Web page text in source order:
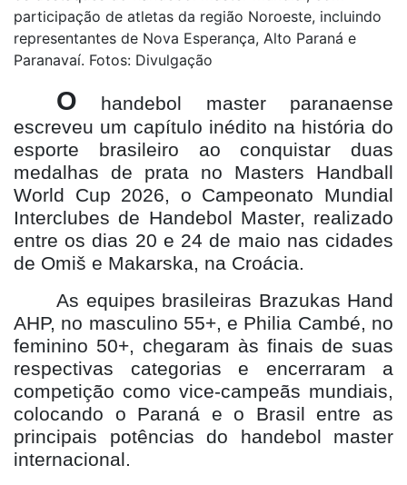
participação de atletas da região Noroeste, incluindo
representantes de Nova Esperança, Alto Paraná e
Paranavaí. Fotos: Divulgação
O handebol master paranaense
escreveu um capítulo inédito na história do
esporte brasileiro ao conquistar duas
medalhas de prata no Masters Handball
World Cup 2026, o Campeonato Mundial
Interclubes de Handebol Master, realizado
entre os dias 20 e 24 de maio nas cidades
de Omiš e Makarska, na Croácia.
As equipes brasileiras Brazukas Hand
AHP, no masculino 55+, e Philia Cambé, no
feminino 50+, chegaram às finais de suas
respectivas categorias e encerraram a
competição como vice-campeãs mundiais,
colocando o Paraná e o Brasil entre as
principais potências do handebol master
internacional.